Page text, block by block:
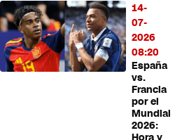
14-
07-
2026
08:20
España
vs.
Francia
por el
Mundial
2026: